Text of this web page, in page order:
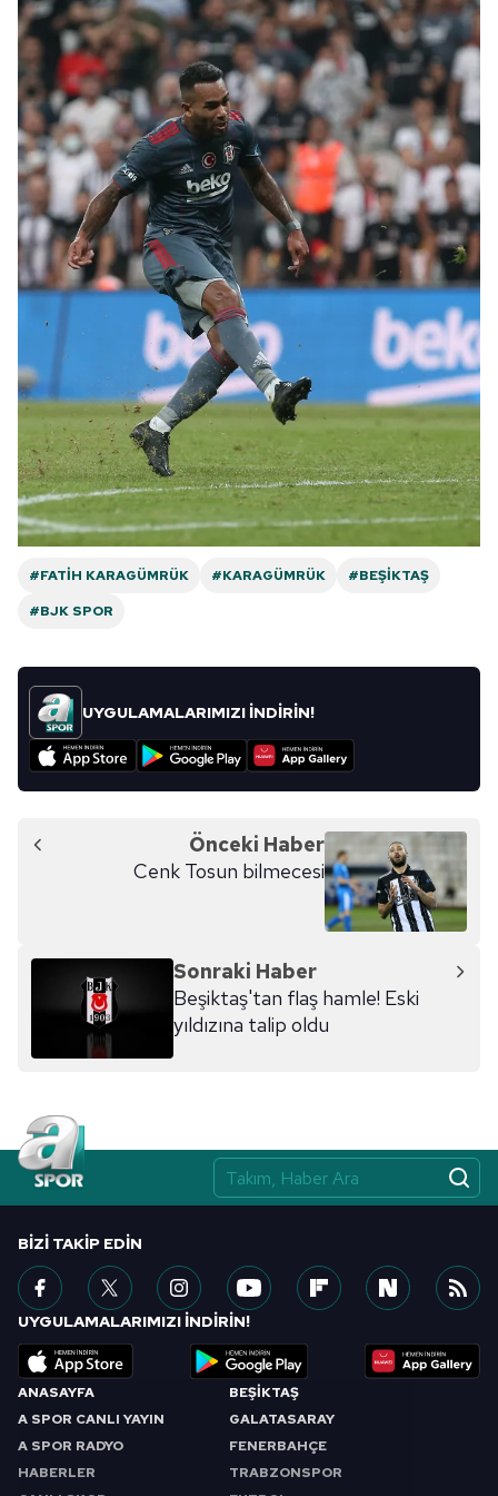
Sizlere daha iyi bir hizmet sunabilmek için İnternet
Sitemizde kendimize ve üçüncü kişilere ait çerezler
kullanılmaktadır. Bu çerezler vasıtasıyla çeşitli kişisel
verileriniz işlenmekte olup gerekli olan çerezler bilgi
toplumu hizmetlerinin sunulması amacıyla
kullanılmaktadır. Diğer çerezler, sitemizin daha işlevsel
kılınması ve kişiselleştirilmesi ve sizlere yönelik
reklam/pazarlama faaliyetlerinin yapılması, amaçlarıyla
sınırlı olarak açık rızanız dahilinde kullanılacaktır.
Çerezlere ilişkin tercihlerinizi aşağıda yer alan panel
vasıtasıyla belirleyebilirsiniz. Çerezlere ilişkin detaylı bilgi
için Ayarlar butonuna tıklayabilir,Çerez Bilgilendirme
Metnimiziziyaret edebilirsiniz.
6698 sayılı Kişisel Verilerin Korunması Kanunu uyarınca
hazırlanmış Aydınlatma Metnimizi okumak ve sitemizde
ilgili mevzuata uygun olarak kullanılan çerezlerle ilgili bilgi
almak için lütfentıklayınız.
#FATIH KARAGÜMRÜK #KARAGÜMRÜK
#BEŞIKTAŞ
#BJK SPOR
UYGULAMALARIMIZI İNDİRİN!
Önceki Haber
Cenk Tosun bilmecesi
Sonraki Haber
Beşiktaş'tan flaş hamle! Eski
yıldızına talip oldu
ANASAYFA
A SPOR CANLI YAYIN
A SPOR RADYO
HABERLER
BEŞİKTAŞ
GALATASARAY
FENERBAHÇE
TRABZONSPOR
BIZI TAKIP EDIN
UYGULAMALARIMIZI İNDİRİN!